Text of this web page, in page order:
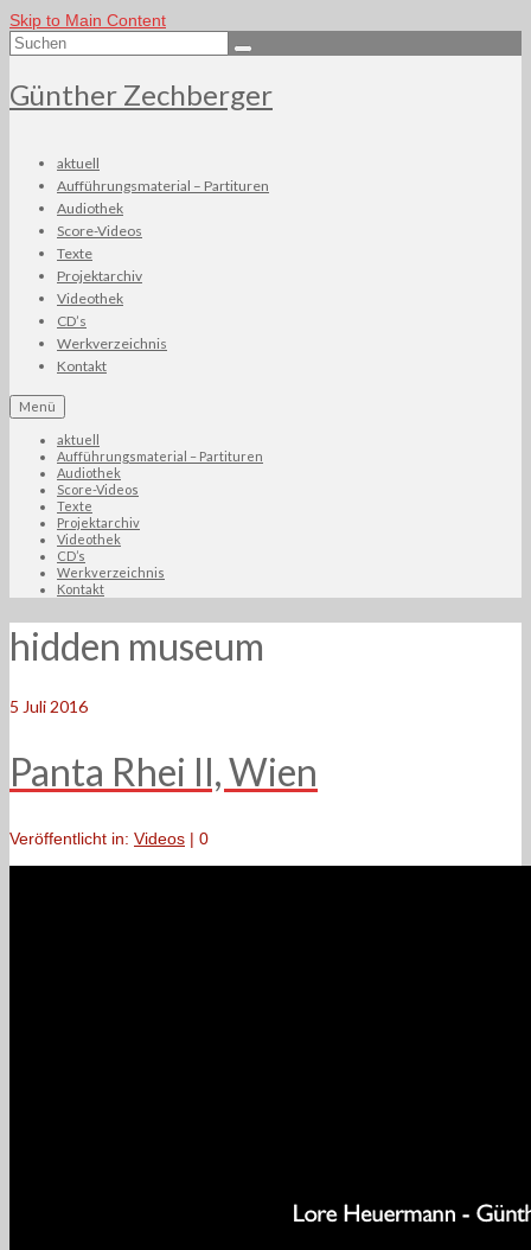
Skip to Main Content
Suchen
nach:
Günther Zechberger
aktuell
Aufführungsmaterial – Partituren
Audiothek
Score-Videos
Texte
Projektarchiv
Videothek
CD’s
Werkverzeichnis
Kontakt
Menü
aktuell
Aufführungsmaterial – Partituren
Audiothek
Score-Videos
Texte
Projektarchiv
Videothek
CD’s
Werkverzeichnis
Kontakt
hidden museum
5 Juli 2016
Panta Rhei II, Wien
Veröffentlicht in: Videos | 0